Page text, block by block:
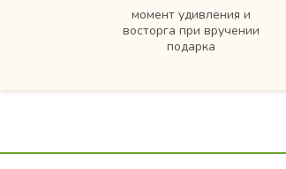
момент удивления и
восторга при вручении
подарка